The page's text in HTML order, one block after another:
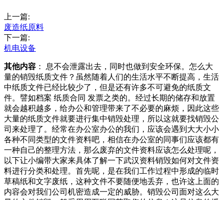
上一篇:
废造纸原料
下一篇:
机电设备
其他内容 ： 息不会泄露出去，同时也做到安全环保。怎么大
量的销毁纸质文件？虽然随着人们的生活水平不断提高，生活
中纸质文件已经比较少了，但是还有许多不可避免的纸质文
件。譬如档案 纸质合同 发票之类的。经过长期的储存和放置
就会越积越多，给办公和管理带来了不必要的麻烦，因此这些
大量的纸质文件就要进行集中销毁处理，所以这就要找销毁公
司来处理了。经常在办公室办公的我们，应该会遇到大大小小
各种不同类型的文件资料吧，相信在办公室的同事们应该都有
一种自己的整理方法，那么废弃的文件资料应该怎么处理呢，
以下让小编带大家来具体了解一下武汉资料销毁如何对文件资
料进行分类和处理。首先呢，是在我们工作过程中形成的临时
草稿纸和文字废纸，这种文件不要随便地丢弃，也许这上面的
内容会对我们公司机密造成一定的威胁。销毁公司面对这么大